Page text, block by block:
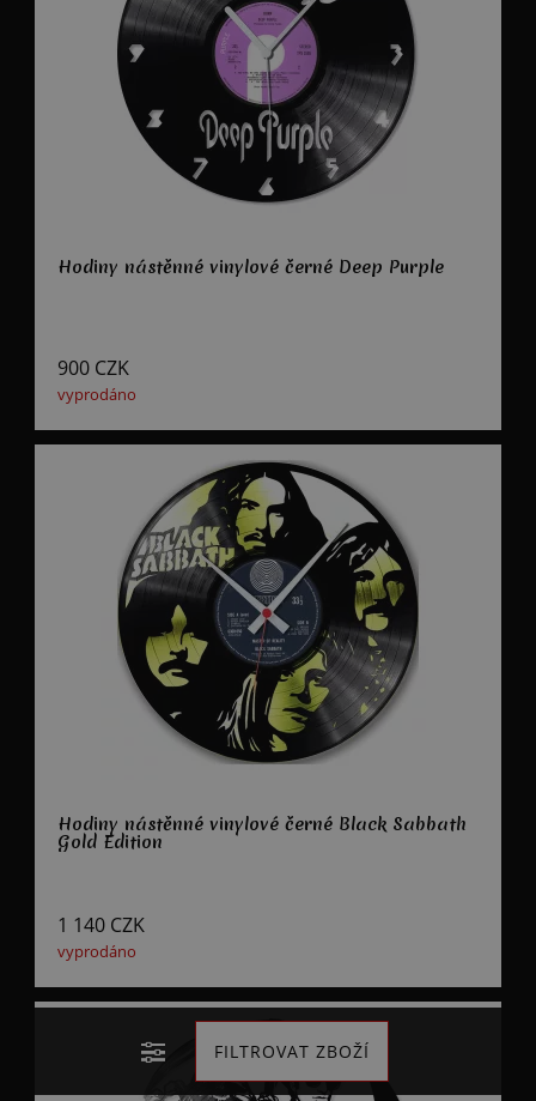
Hodiny nástěnné vinylové černé Deep Purple
vyprodáno
900 CZK
Hodiny nástěnné vinylové černé Black Sabbath
Gold Edition
vyprodáno
1 140 CZK